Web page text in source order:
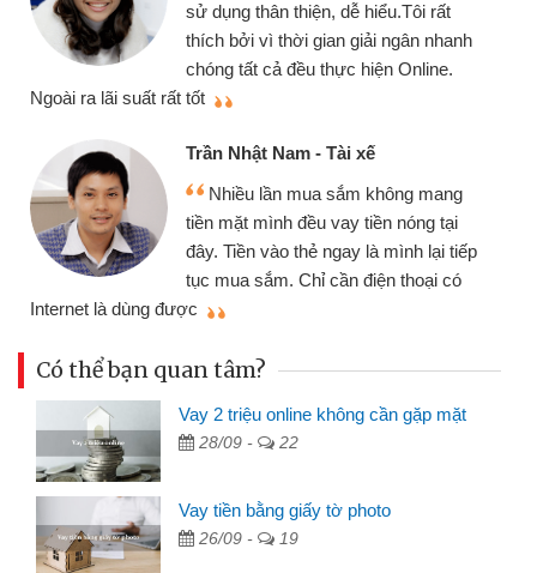
sử dụng thân thiện, dễ hiểu.Tôi rất
thích bởi vì thời gian giải ngân nhanh
chóng tất cả đều thực hiện Online.
Ngoài ra lãi suất rất tốt
Trần Nhật Nam - Tài xế
Nhiều lần mua sắm không mang
tiền mặt mình đều vay tiền nóng tại
đây. Tiền vào thẻ ngay là mình lại tiếp
tục mua sắm. Chỉ cần điện thoại có
Internet là dùng được
Có thể bạn quan tâm?
Vay 2 triệu online không cần gặp mặt
28/09 - 22
Vay tiền bằng giấy tờ photo
26/09 - 19